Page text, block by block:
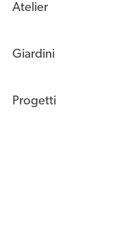
Atelier
Giardini
Progetti